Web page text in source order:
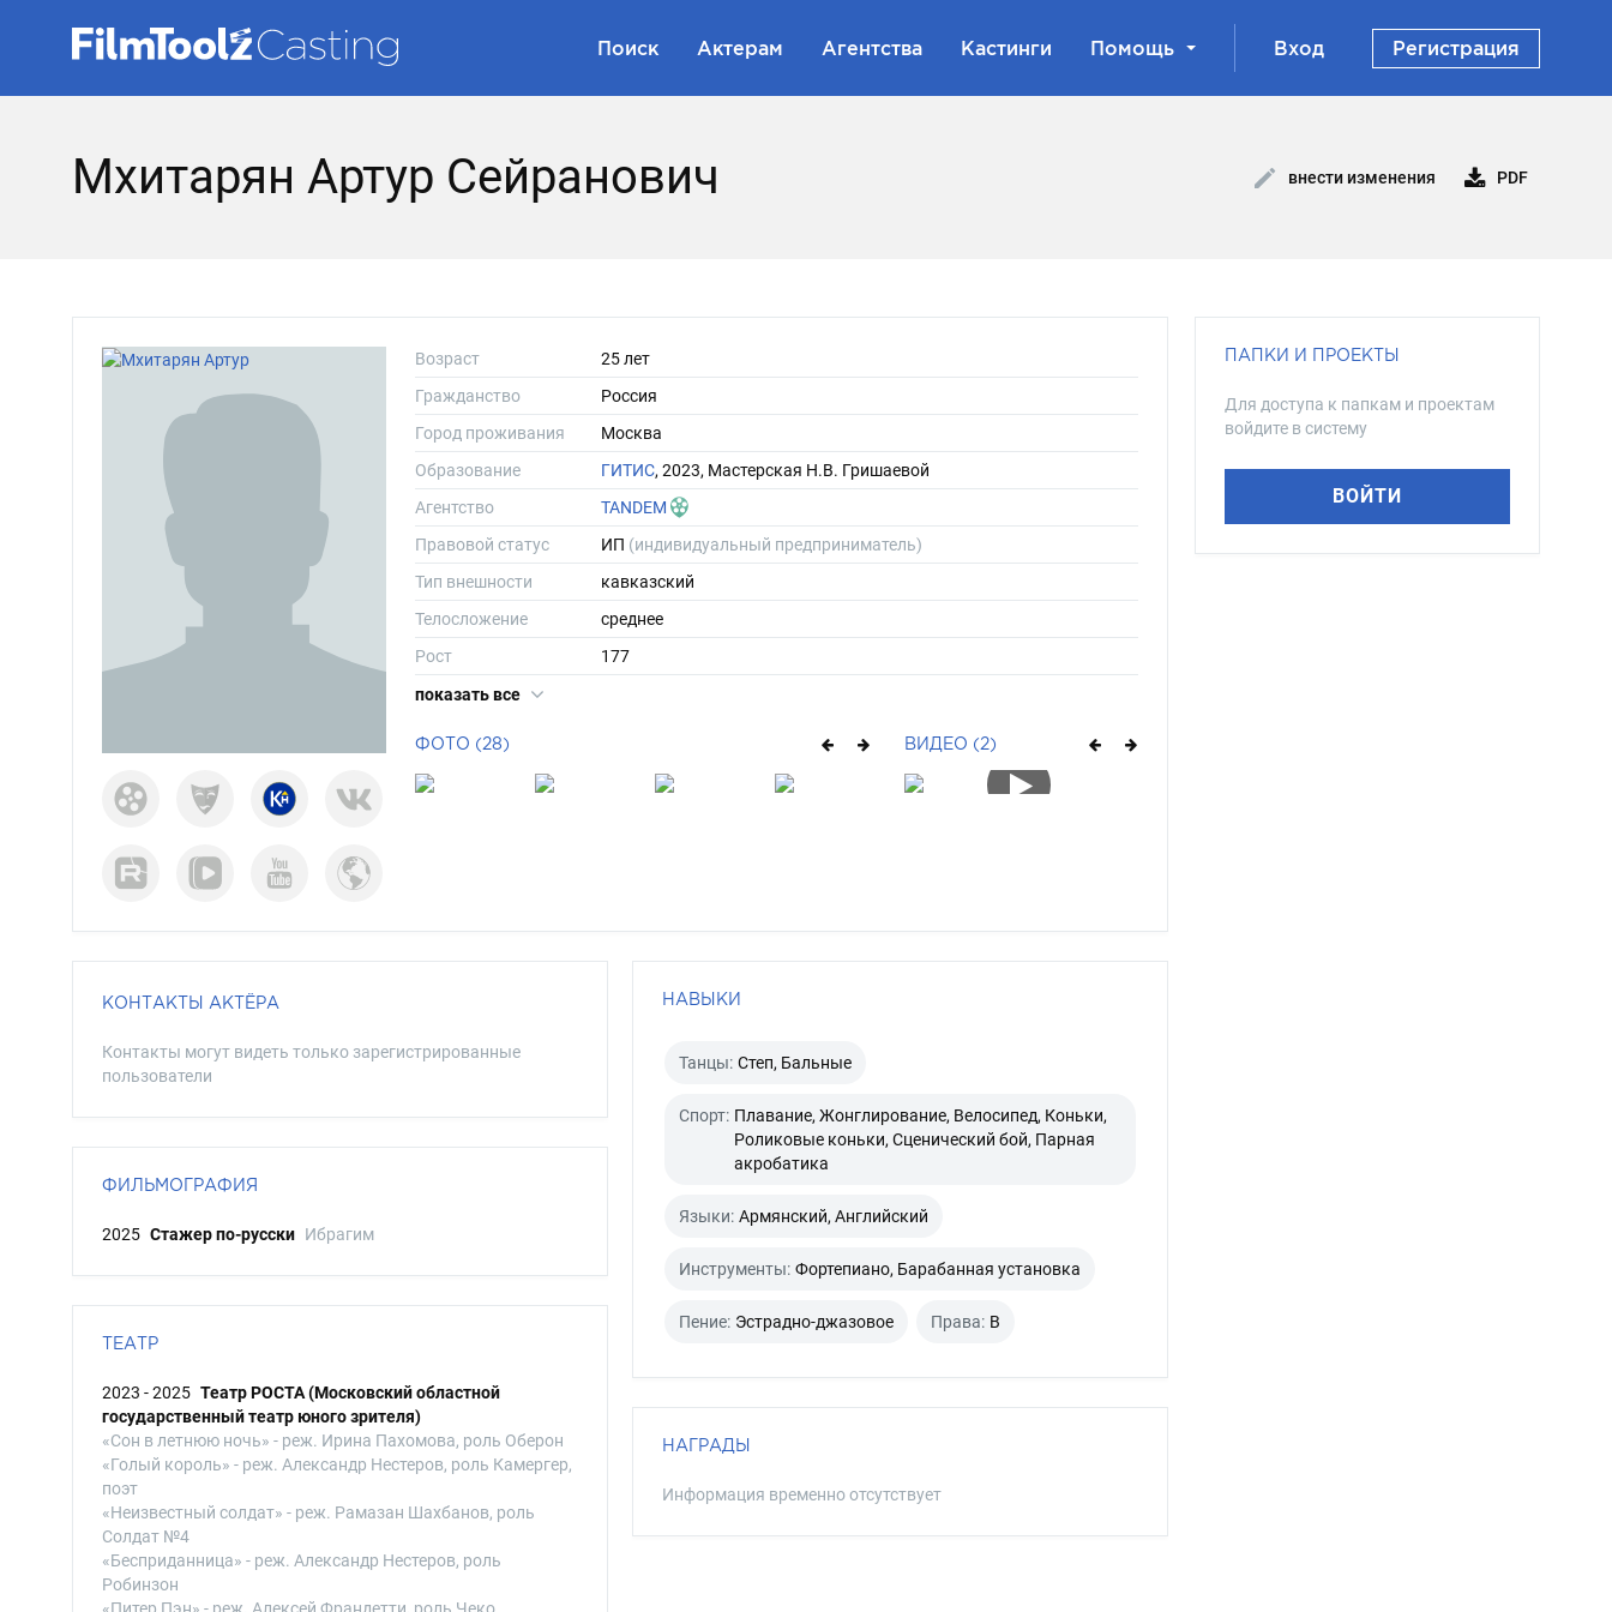
Поиск Актерам Агентства Кастинги Помощь Вход Регистрация
Мхитарян Артур Сейранович внести изменения PDF
Возраст
25 лет
Гражданство
Россия
Город проживания
Москва
Образование
ГИТИС, 2023, Мастерская Н.В. Гришаевой
Агентство
TANDEM
Правовой статус
ИП (индивидуальный предприниматель)
Тип внешности
кавказский
Телосложение
среднее
Рост
177
Вес
показать все
ФОТО (28) ВИДЕО (2)
КОНТАКТЫ АКТЁРА
Контакты могут видеть только зарегистрированные
пользователи
ФИЛЬМОГРАФИЯ
2025 Стажер по-русски Ибрагим
ТЕАТР
2023 - 2025 Театр РОСТА (Московский областной
государственный театр юного зрителя)
«Сон в летнюю ночь» - реж. Ирина Пахомова, роль Оберон
«Голый король» - реж. Александр Нестеров, роль Камергер,
поэт
«Неизвестный солдат» - реж. Рамазан Шахбанов, роль
Солдат №4
«Бесприданница» - реж. Александр Нестеров, роль
Робинзон
НАВЫКИ
Танцы: Степ, Бальные
Спорт: Плавание, Жонглирование, Велосипед, Коньки,
Роликовые коньки, Сценический бой, Парная
акробатика
Языки: Армянский, Английский
Инструменты: Фортепиано, Барабанная установка
Пение: Эстрадно-джазовое Права: B
НАГРАДЫ
Информация временно отсутствует
ПАПКИ И ПРОЕКТЫ
Для доступа к папкам и проектам
войдите в систему
ВОЙТИ